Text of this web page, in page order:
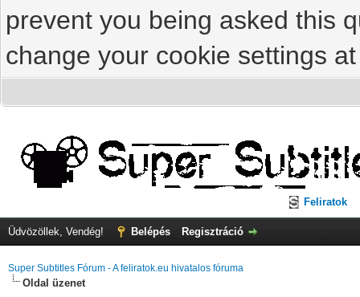
prevent you being asked this
change your cookie settings
Feliratok
Üdvözöllek, Vendég! Belépés Regisztráció
Super Subtitles Fórum - A feliratok.eu hivatalos fóruma
Oldal üzenet